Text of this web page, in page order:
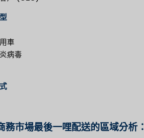
車
病毒
務市場最後一哩配送的區域分析：